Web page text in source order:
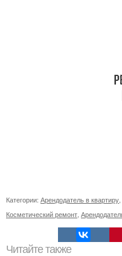
Категории: Арендодатель в квартиру
Косметический ремонт
Читайте также